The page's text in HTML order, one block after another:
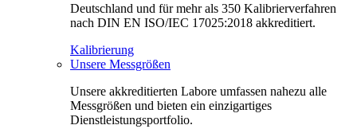
Deutschland und für mehr als 350 Kalibrierverfahren
nach DIN EN ISO/IEC 17025:2018 akkreditiert.
Kalibrierung
Unsere Messgrößen
Unsere akkreditierten Labore umfassen nahezu alle
Messgrößen und bieten ein einzigartiges
Dienstleistungsportfolio.